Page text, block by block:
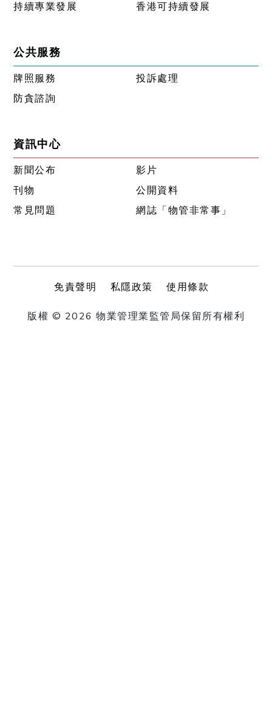
持續專業發展 香港可持續發展
公共服務
牌照服務
投訴處理
防貪諮詢
資訊中心
新聞公布
影片
刊物
公開資料
常見問題
網誌「物管非常事」
免責聲明 私隱政策 使用條款
版權 © 2026 物業管理業監管局保留所有權利